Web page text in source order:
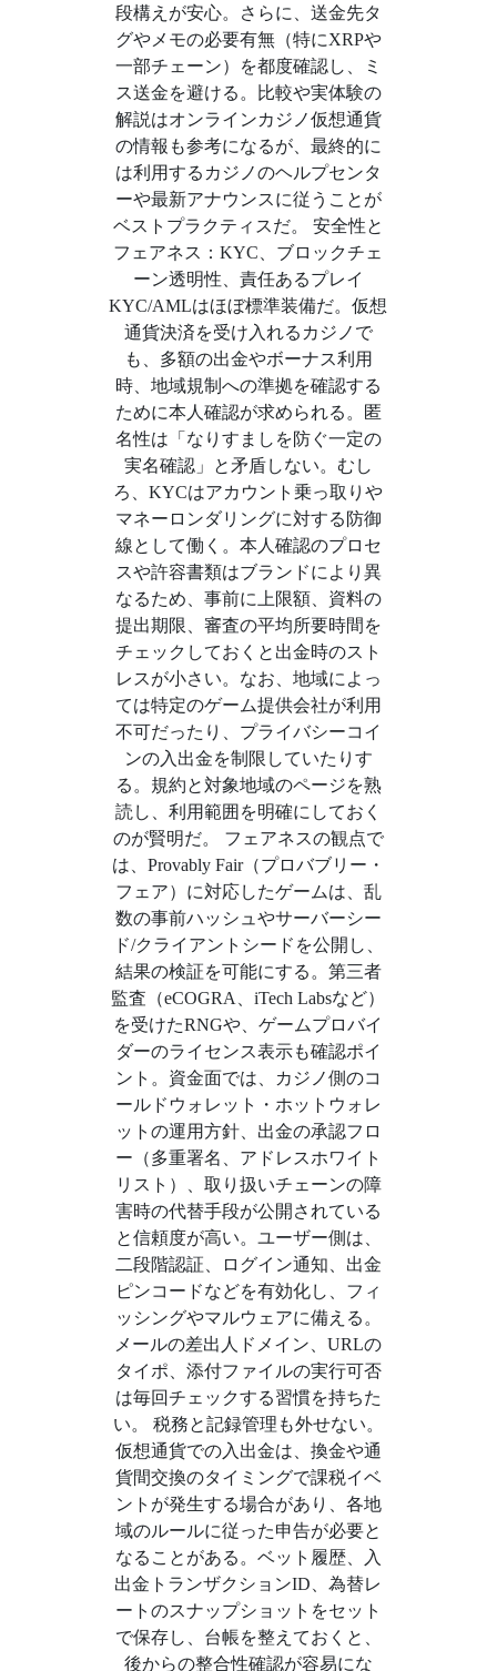
段構えが安心。さらに、送金先タ
グやメモの必要有無（特にXRPや
一部チェーン）を都度確認し、ミ
ス送金を避ける。比較や実体験の
解説はオンラインカジノ仮想通貨
の情報も参考になるが、最終的に
は利用するカジノのヘルプセンタ
ーや最新アナウンスに従うことが
ベストプラクティスだ。 安全性と
フェアネス：KYC、ブロックチェ
ーン透明性、責任あるプレイ
KYC/AMLはほぼ標準装備だ。仮想
通貨決済を受け入れるカジノで
も、多額の出金やボーナス利用
時、地域規制への準拠を確認する
ために本人確認が求められる。匿
名性は「なりすましを防ぐ一定の
実名確認」と矛盾しない。むし
ろ、KYCはアカウント乗っ取りや
マネーロンダリングに対する防御
線として働く。本人確認のプロセ
スや許容書類はブランドにより異
なるため、事前に上限額、資料の
提出期限、審査の平均所要時間を
チェックしておくと出金時のスト
レスが小さい。なお、地域によっ
ては特定のゲーム提供会社が利用
不可だったり、プライバシーコイ
ンの入出金を制限していたりす
る。規約と対象地域のページを熟
読し、利用範囲を明確にしておく
のが賢明だ。 フェアネスの観点で
は、Provably Fair（プロバブリー・
フェア）に対応したゲームは、乱
数の事前ハッシュやサーバーシー
ド/クライアントシードを公開し、
結果の検証を可能にする。第三者
監査（eCOGRA、iTech Labsなど）
を受けたRNGや、ゲームプロバイ
ダーのライセンス表示も確認ポイ
ント。資金面では、カジノ側のコ
ールドウォレット・ホットウォレ
ットの運用方針、出金の承認フロ
ー（多重署名、アドレスホワイト
リスト）、取り扱いチェーンの障
害時の代替手段が公開されている
と信頼度が高い。ユーザー側は、
二段階認証、ログイン通知、出金
ピンコードなどを有効化し、フィ
ッシングやマルウェアに備える。
メールの差出人ドメイン、URLの
タイポ、添付ファイルの実行可否
は毎回チェックする習慣を持ちた
い。 税務と記録管理も外せない。
仮想通貨での入出金は、換金や通
貨間交換のタイミングで課税イベ
ントが発生する場合があり、各地
域のルールに従った申告が必要と
なることがある。ベット履歴、入
出金トランザクションID、為替レ
ートのスナップショットをセット
で保存し、台帳を整えておくと、
後からの整合性確認が容易にな